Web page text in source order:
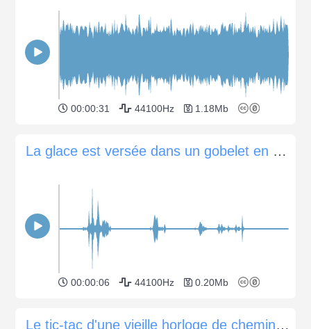
00:00:31 44100Hz 1.18Mb
La glace est versée dans un gobelet en plastique
00:00:06 44100Hz 0.20Mb
Le tic-tac d'une vieille horloge de cheminée (1918)